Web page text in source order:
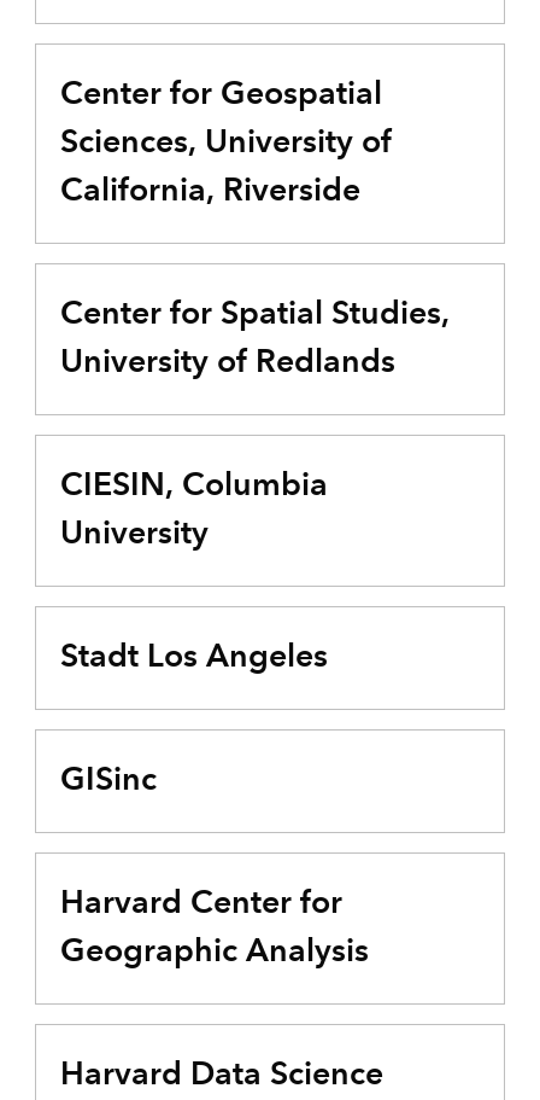
Center for Geospatial
Sciences, University of
California, Riverside
Center for Spatial Studies,
University of Redlands
CIESIN, Columbia
University
Stadt Los Angeles
GISinc
Harvard Center for
Geographic Analysis
Harvard Data Science